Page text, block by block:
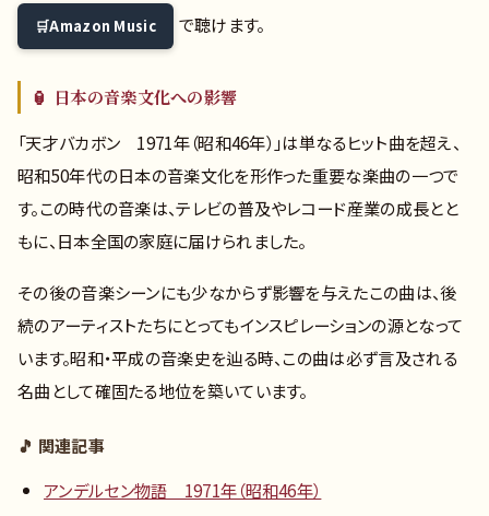
Amazon Music で聴けます。
🏮 日本の音楽文化への影響
「天才バカボン 1971年（昭和46年）」は単なるヒット曲を超え、
昭和50年代の日本の音楽文化を形作った重要な楽曲の一つで
す。この時代の音楽は、テレビの普及やレコード産業の成長とと
もに、日本全国の家庭に届けられました。
その後の音楽シーンにも少なからず影響を与えたこの曲は、後
続のアーティストたちにとってもインスピレーションの源となって
います。昭和・平成の音楽史を辿る時、この曲は必ず言及される
名曲として確固たる地位を築いています。
🎵 関連記事
アンデルセン物語 1971年（昭和46年）